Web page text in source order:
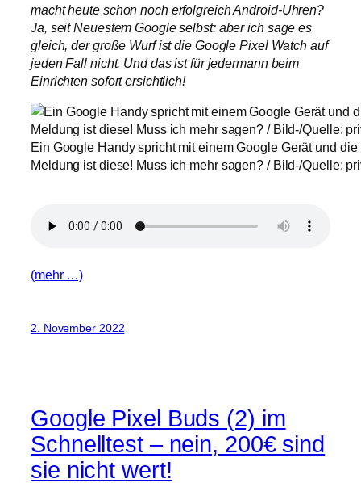
macht heute schon noch erfolgreich Android-Uhren?
Ja, seit Neuestem Google selbst: aber ich sage es
gleich, der große Wurf ist die Google Pixel Watch auf
jeden Fall nicht. Und das ist für jedermann beim
Einrichten sofort ersichtlich!
Ein Google Handy spricht mit einem Google Gerät und
Meldung ist diese! Muss ich mehr sagen? / Bild-/Quelle:
(mehr …)
2. November 2022
Google Pixel Buds (2) im
Schnelltest – nein, 200€ sind
sie nicht wert!